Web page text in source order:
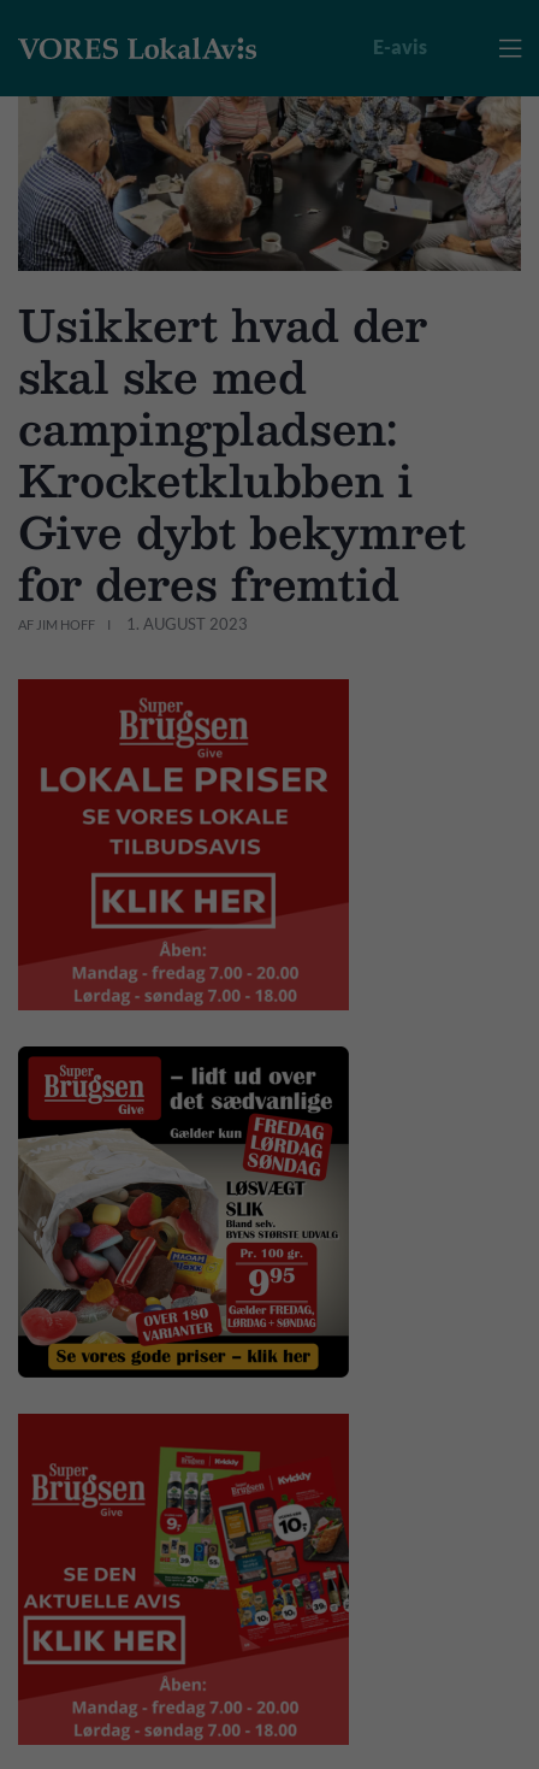

E-avis
Usikkert hvad der
skal ske med
campingpladsen:
Krocketklubben i
Give dybt bekymret
for deres fremtid
AF JIM HOFF 1. AUGUST 2023